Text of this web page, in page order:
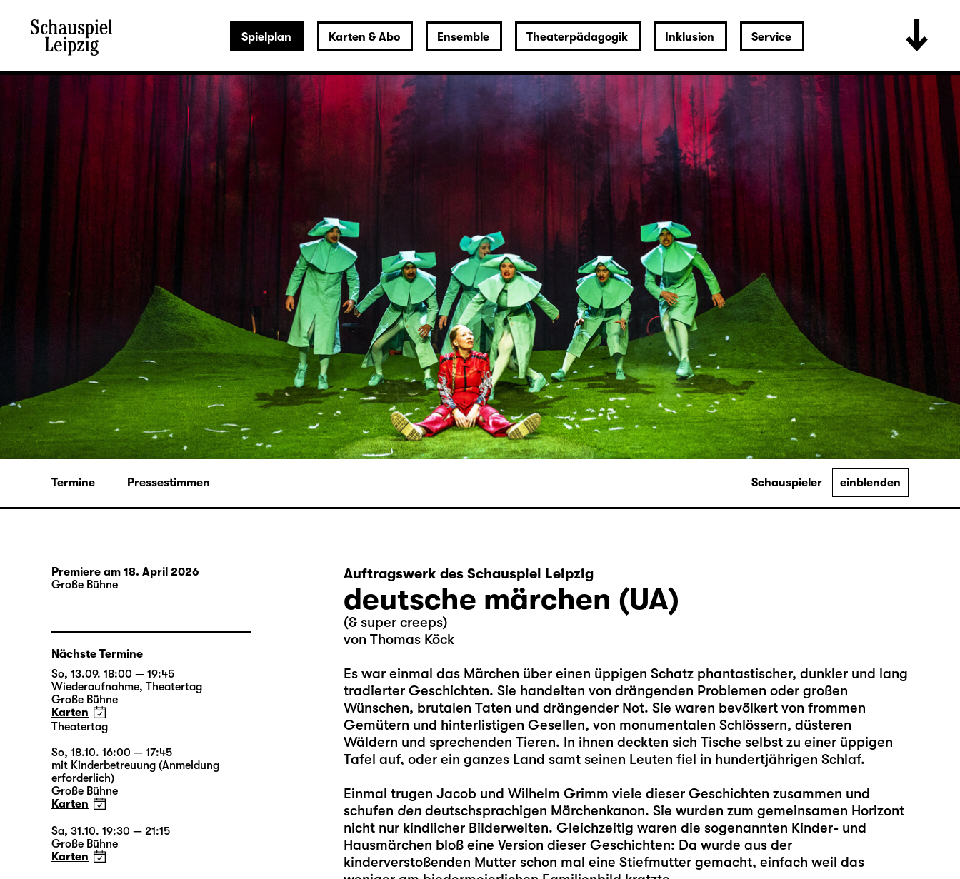
Spielplan Karten & Abo Ensemble Theaterpädagogik Inklusion Service
Termine Pressestimmen Schauspieler einblenden
Auftragswerk des Schauspiel Leipzig
deutsche märchen (UA)
(& super creeps)
von Thomas Köck
Es war einmal das Märchen über einen üppigen Schatz phantastischer, dunkler und lang
tradierter Geschichten. Sie handelten von drängenden Problemen oder großen
Wünschen, brutalen Taten und drängender Not. Sie waren bevölkert von frommen
Gemütern und hinterlistigen Gesellen, von monumentalen Schlössern, düsteren
Wäldern und sprechenden Tieren. In ihnen deckten sich Tische selbst zu einer üppigen
Tafel auf, oder ein ganzes Land samt seinen Leuten fiel in hundertjährigen Schlaf.
Einmal trugen Jacob und Wilhelm Grimm viele dieser Geschichten zusammen und
schufen dendeutschsprachigen Märchenkanon. Sie wurden zum gemeinsamen Horizont
nicht nur kindlicher Bilderwelten. Gleichzeitig waren die sogenannten Kinder- und
Hausmärchen bloß eine Version dieser Geschichten: Da wurde aus der
kinderverstoßenden Mutter schon mal eine Stiefmutter gemacht, einfach weil das
Premiere am 18. April 2026
Große Bühne
Nächste Termine
So, 13.09. 18:00 — 19:45
Wiederaufnahme, Theatertag
Große Bühne
Karten
Theatertag
So, 18.10. 16:00 — 17:45
mit Kinderbetreuung (Anmeldung
erforderlich)
Große Bühne
Karten
Sa, 31.10. 19:30 — 21:15
Große Bühne
Karten